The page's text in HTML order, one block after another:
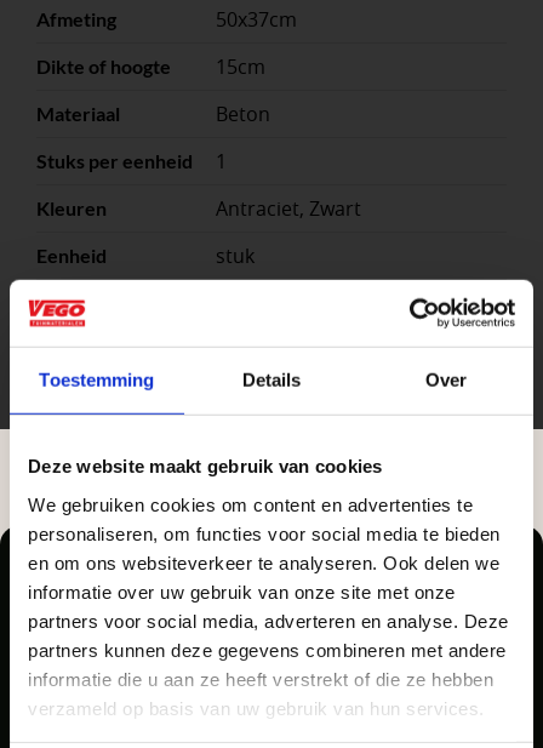
Toestemming Details Over
Deze website maakt gebruik van cookies
We gebruiken cookies om content en advertenties te
personaliseren, om functies voor social media te bieden
en om ons websiteverkeer te analyseren. Ook delen we
informatie over uw gebruik van onze site met onze
partners voor social media, adverteren en analyse. Deze
partners kunnen deze gegevens combineren met andere
informatie die u aan ze heeft verstrekt of die ze hebben
verzameld op basis van uw gebruik van hun services.
Afmeting 50x37cm
Dikte of hoogte 15cm
Materiaal Beton
Stuks per eenheid 1
Kleuren Antraciet, Zwart
Eenheid stuk
Maat 50x37x15 cm, 50x37x15cm
Formaat Schellevis
Zakelijke klant worden
Vego Tuinmaterialen is de meest geschikte partner
voor zakelijke klanten op zoek naar tuin- en
Aangepaste openingstijden tijdens de
vakantieperiode
Waardenburg en Vego Dordrecht hanteren tijdens
de vakantieperiode aangepaste openingstijden op
zaterdag. Bekijk de vestigingspagina voor de
actuele openingstijden.
Pellegrom Sierbestrating heet voortaan Vego
Tuinmaterialen.